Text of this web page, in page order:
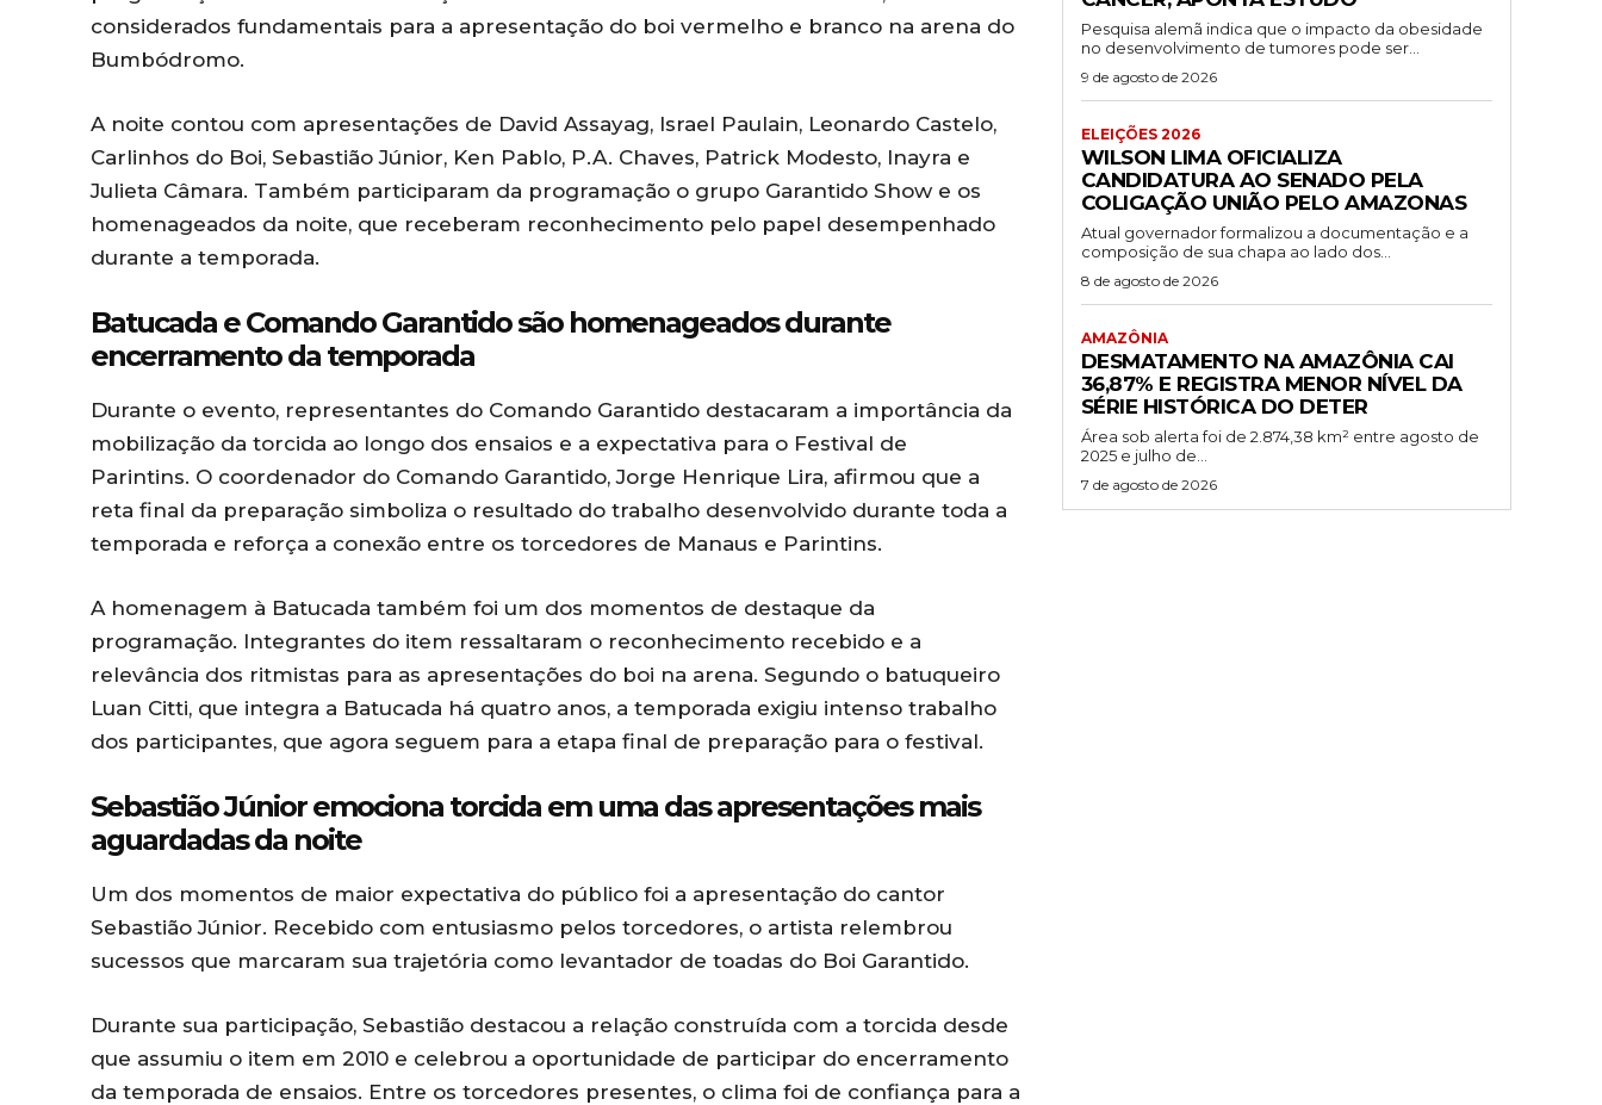
considerados fundamentais para a apresentação do boi vermelho e branco na arena do
Bumbódromo.
A noite contou com apresentações de David Assayag, Israel Paulain, Leonardo Castelo,
Carlinhos do Boi, Sebastião Júnior, Ken Pablo, P.A. Chaves, Patrick Modesto, Inayra e
Julieta Câmara. Também participaram da programação o grupo Garantido Show e os
homenageados da noite, que receberam reconhecimento pelo papel desempenhado
durante a temporada.
Batucada e Comando Garantido são homenageados durante
encerramento da temporada
Durante o evento, representantes do Comando Garantido destacaram a importância da
mobilização da torcida ao longo dos ensaios e a expectativa para o Festival de
Parintins. O coordenador do Comando Garantido, Jorge Henrique Lira, afirmou que a
reta final da preparação simboliza o resultado do trabalho desenvolvido durante toda a
temporada e reforça a conexão entre os torcedores de Manaus e Parintins.
A homenagem à Batucada também foi um dos momentos de destaque da
programação. Integrantes do item ressaltaram o reconhecimento recebido e a
relevância dos ritmistas para as apresentações do boi na arena. Segundo o batuqueiro
Luan Citti, que integra a Batucada há quatro anos, a temporada exigiu intenso trabalho
dos participantes, que agora seguem para a etapa final de preparação para o festival.
Sebastião Júnior emociona torcida em uma das apresentações mais
aguardadas da noite
Um dos momentos de maior expectativa do público foi a apresentação do cantor
Sebastião Júnior. Recebido com entusiasmo pelos torcedores, o artista relembrou
sucessos que marcaram sua trajetória como levantador de toadas do Boi Garantido.
Durante sua participação, Sebastião destacou a relação construída com a torcida desde
que assumiu o item em 2010 e celebrou a oportunidade de participar do encerramento
da temporada de ensaios. Entre os torcedores presentes, o clima foi de confiança para a
Pesquisa alemã indica que o impacto da obesidade
no desenvolvimento de tumores pode ser...
9 de agosto de 2026
ELEIÇÕES 2026
WILSON LIMA OFICIALIZA
CANDIDATURA AO SENADO PELA
COLIGAÇÃO UNIÃO PELO AMAZONAS
Atual governador formalizou a documentação e a
composição de sua chapa ao lado dos...
8 de agosto de 2026
AMAZÔNIA
DESMATAMENTO NA AMAZÔNIA CAI
36,87% E REGISTRA MENOR NÍVEL DA
SÉRIE HISTÓRICA DO DETER
Área sob alerta foi de 2.874,38 km² entre agosto de
2025 e julho de...
7 de agosto de 2026